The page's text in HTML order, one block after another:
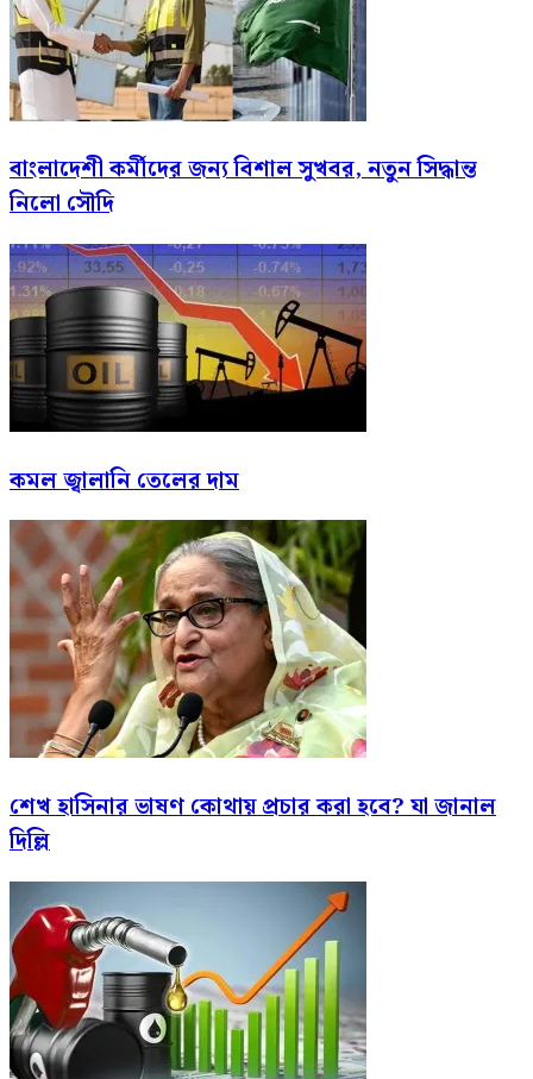
বাংলাদেশী কর্মীদের জন্য বিশাল সুখবর, নতুন সিদ্ধান্ত
নিলো সৌদি
কমল জ্বালানি তেলের দাম
শেখ হাসিনার ভাষণ কোথায় প্রচার করা হবে? যা জানাল
দিল্লি